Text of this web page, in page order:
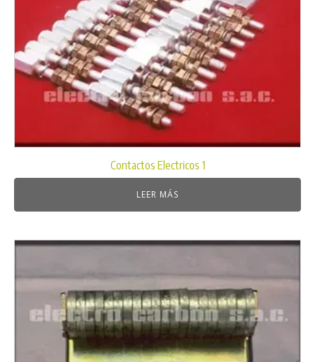
Contactos Electricos 1
LEER MÁS